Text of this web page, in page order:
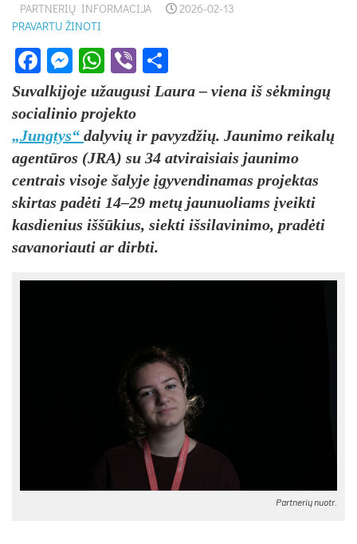
PARTNERIŲ INFORMACIJA
2026-02-13
PRAVARTU ŽINOTI
Facebook
Messenger
WhatsApp
Viber
Suvalkijoje užaugusi Laura – viena iš sėkmingų
socialinio projekto
„Jungtys“ dalyvių ir pavyzdžių. Jaunimo reikalų
agentūros (JRA) su 34 atviraisiais jaunimo
centrais visoje šalyje įgyvendinamas projektas
skirtas padėti 14–29 metų jaunuoliams įveikti
kasdienius iššūkius, siekti išsilavinimo, pradėti
savanoriauti ar dirbti.
Partnerių nuotr.